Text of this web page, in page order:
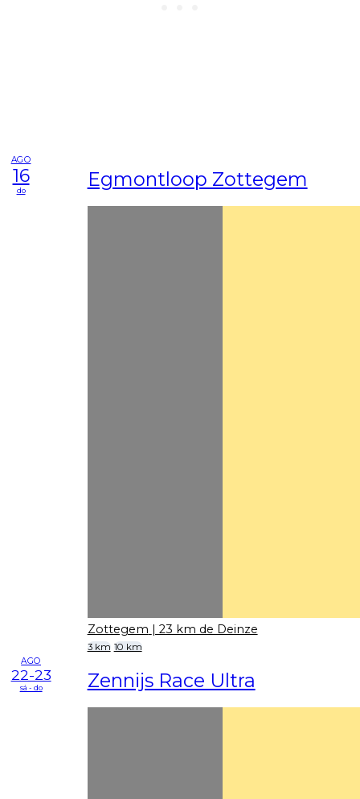
AGO
16
do Egmontloop Zottegem
Zottegem | 23 km de Deinze
3 km 10 km
AGO
22-23
sá - do Zennijs Race Ultra